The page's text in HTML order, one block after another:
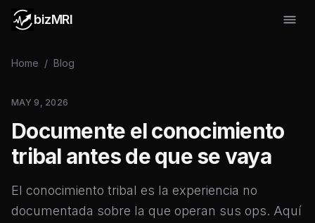
bizMRI
Home / Blog
MAY 9, 2026
Documente el conocimiento
tribal antes de que se vaya
El conocimiento tribal es la experiencia no
documentada sobre la que operan sus ops. Aquí